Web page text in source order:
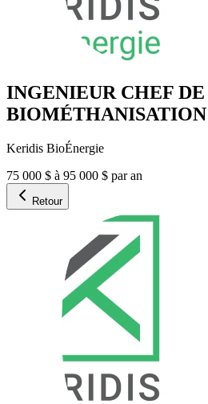
INGENIEUR CHEF
BIOMÉTHANISATION
Keridis BioÉnergie
75 000 $ à 95 000 $ par an
Retour